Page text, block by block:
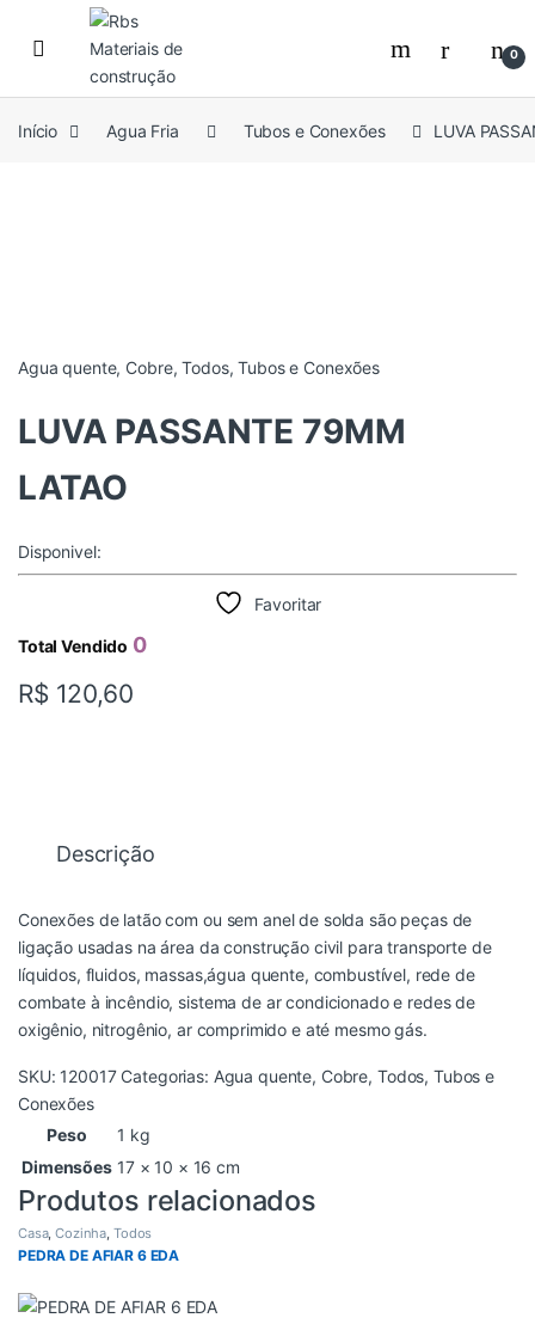
Skip to navigation
Skip to content
0
Início Agua Fria Tubos e Conexões LUVA
Agua quente, Cobre,Todos,Tubos e Conexões
LUVA PASSANTE 79MM
LATAO
Disponivel:
Favoritar
Total Vendido 0
R$ 120,60
Descrição
Conexões de latão com ou sem anel de solda são peças de
ligação usadas na área da construção civil para transporte de
líquidos, fluidos, massas,água quente, combustível, rede de
combate à incêndio, sistema de ar condicionado e redes de
oxigênio, nitrogênio, ar comprimido e até mesmo gás.
SKU: 120017 Categorias: Agua quente, Cobre, Todos, Tubos e
Conexões
Peso
1 kg
Dimensões 17 × 10 × 16 cm
Produtos relacionados
Casa,Cozinha, Todos
PEDRA DE AFIAR 6 EDA